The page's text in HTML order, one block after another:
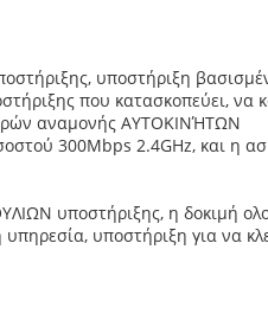
υποστήριξη
που κατασκοπεύει, να
αναμονής ΑΥΤΟΚΙΝΉΤΩΝ
300Mbps 2.4GHz, και η
υποστήριξης, η δοκιμή
υποστήριξη για να